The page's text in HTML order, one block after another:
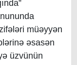
müəyyən
əsasən
üzvünün